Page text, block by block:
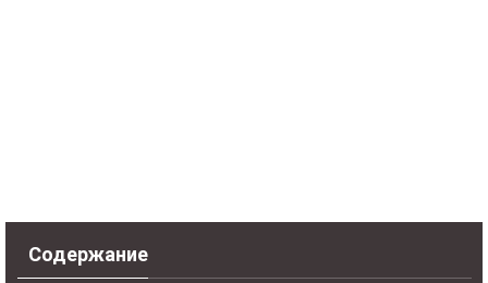
Содержание